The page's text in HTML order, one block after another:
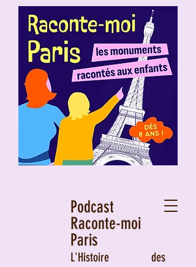
Podcast
Raconte-moi
Paris
L'Histoire des